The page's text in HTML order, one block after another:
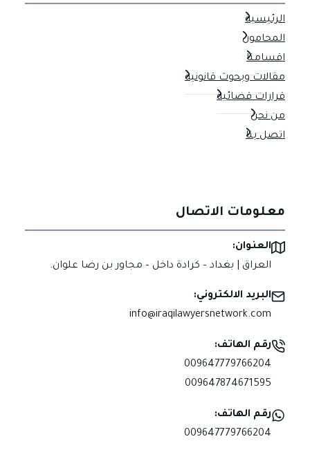
الرئيسية
المحامون
اقسامنا
مقالات وبحوث قانونية
قرارات قضائية
من نحن
اتصل بنا
معلومات الاتصال
العنوان:
العراق | بغداد – كرادة داخل – مجاور بن رضا علوان.
البريد الالكتروني:
info@iraqilawyersnetwork.com
رقم الهاتف:
009647779766204
009647874671595
رقم الهاتف:
009647779766204